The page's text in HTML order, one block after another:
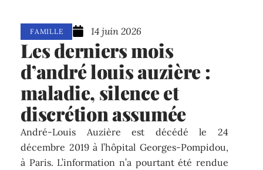
FAMILLE 14 juin 2026
Les derniers mois
d’andré louis auzière :
maladie, silence et
discrétion assumée
André-Louis Auzière est décédé le 24
décembre 2019 à l’hôpital Georges-Pompidou,
à Paris. L’information n’a pourtant été rendue